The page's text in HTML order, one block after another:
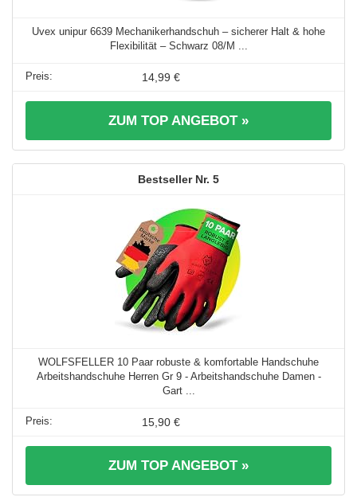
Uvex unipur 6639 Mechanikerhandschuh – sicherer Halt & hohe
Flexibilität – Schwarz 08/M ...
14,99 €
ZUM TOP ANGEBOT »
5
WOLFSFELLER 10 Paar robuste & komfortable Handschuhe
Arbeitshandschuhe Herren Gr 9 - Arbeitshandschuhe Damen -
Gart ...
15,90 €
ZUM TOP ANGEBOT »